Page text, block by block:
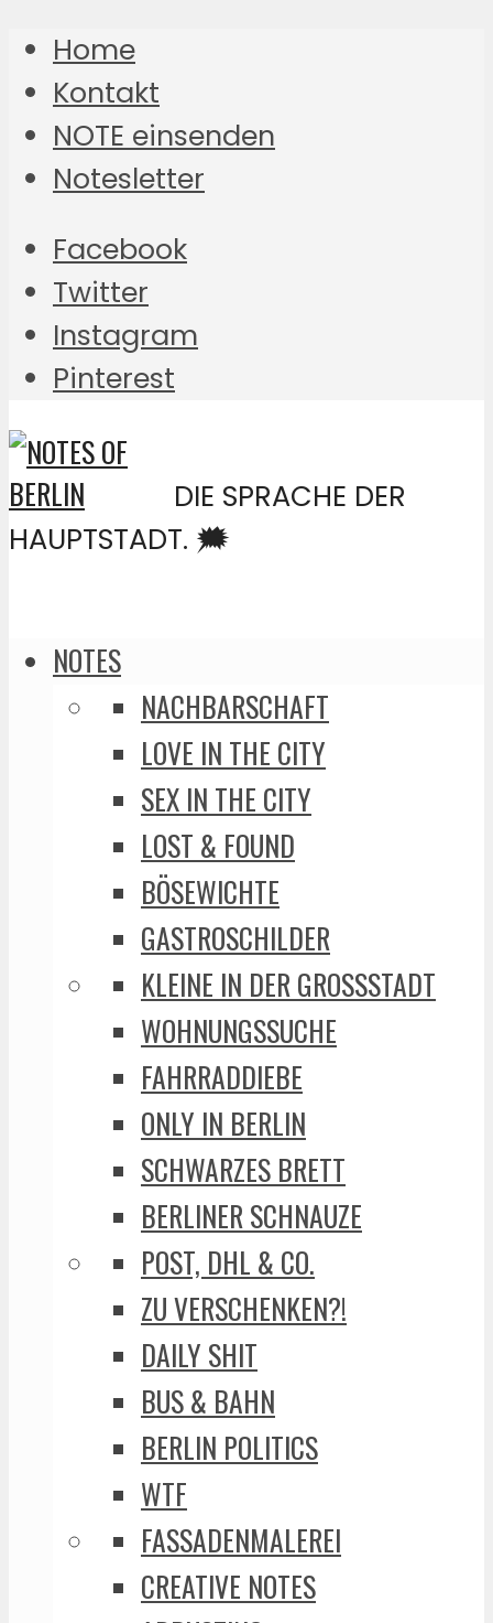
Home
Kontakt
NOTE einsenden
Notesletter
Facebook
Twitter
Instagram
Pinterest
DIE SPRACHE DER
HAUPTSTADT. 🗯️
NOTES
NACHBARSCHAFT
LOVE IN THE CITY
SEX IN THE CITY
LOST & FOUND
BÖSEWICHTE
GASTROSCHILDER
KLEINE IN DER GROSSSTADT
WOHNUNGSSUCHE
FAHRRADDIEBE
ONLY IN BERLIN
SCHWARZES BRETT
BERLINER SCHNAUZE
POST, DHL & CO.
ZU VERSCHENKEN?!
DAILY SHIT
BUS & BAHN
BERLIN POLITICS
WTF
FASSADENMALEREI
CREATIVE NOTES